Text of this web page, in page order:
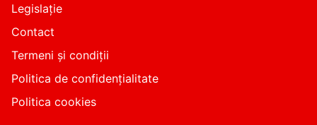
Legislație
Contact
Termeni și condiții
Politica de confidențialitate
Politica cookies